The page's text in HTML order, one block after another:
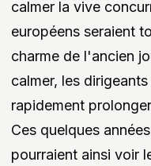
calmer la vive
européens seraient
charme de l'ancien
calmer, les
rapidement
Ces quelques
pourraient ainsi voir